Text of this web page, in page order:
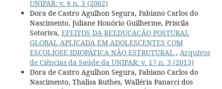
UNIPAR: v. 6 n. 3 (2002)
Dora de Castro Agulhon Segura, Fabiano Carlos do
Nascimento, Juliane Honório Guilherme, Priscila
Sotoriva, EFEITOS DA REEDUCAÇÃO POSTURAL
GLOBAL APLICADA EM ADOLESCENTES COM
ESCOLIOSE IDIOPÁTICA NÃO ESTRUTURAL , Arquivos
de Ciências da Saúde da UNIPAR: v. 17 n. 3 (2013)
Dora de Castro Agulhon Segura, Fabiano Carlos do
Nascimento, Thalisa Ruthes, Walléria Panacci dos